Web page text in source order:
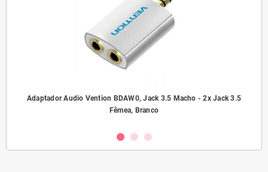
Adaptador Audio Vention BDAW0, Jack 3.5 Macho - 2x Jack 3.5
Fêmea, Branco